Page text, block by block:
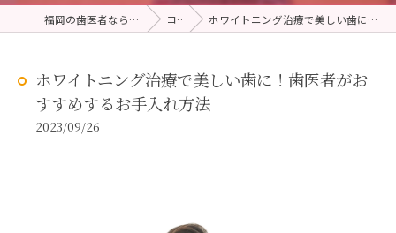
福岡の歯医者ならむらつ歯科クリニック コラム ホワイトニング治療で美しい歯に！歯医者がおすすめするお手入れ方法
ホワイトニング治療で美しい歯に！歯医者がお
すすめするお手入れ方法
2023/09/26